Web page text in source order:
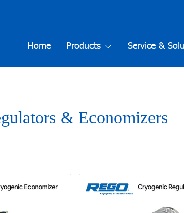
Home Products Service &
& Economizers